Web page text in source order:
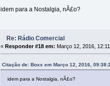
idem para a Nostalgia, nÃ£o?
Re: Rádio Comercial
« Responder #18 em: Março 12, 2016,
Citação de: Boxx em Março 12, 2016,
idem para a Nostalgia, nÃ£o?